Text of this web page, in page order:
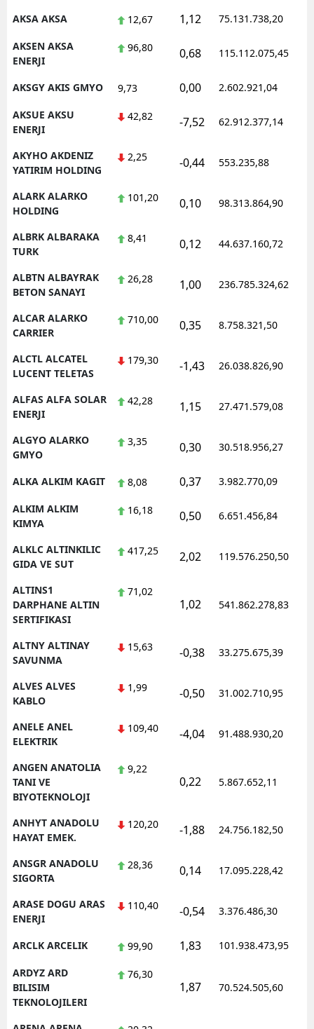
AKSA AKSA 12,67 1,12 75.131.738,20
AKSEN AKSA
ENERJI
96,80 0,68 115.112.075,45
AKSGY AKIS GMYO 9,73 0,00 2.602.921,04
AKSUE AKSU
ENERJI
42,82 -7,52 62.912.377,14
AKYHO AKDENIZ
YATIRIM HOLDING
2,25 -0,44 553.235,88
ALARK ALARKO
HOLDING
101,20 0,10 98.313.864,90
ALBRK ALBARAKA
TURK
8,41 0,12 44.637.160,72
ALBTN ALBAYRAK
BETON SANAYI
26,28 1,00 236.785.324,62
ALCAR ALARKO
CARRIER
710,00 0,35 8.758.321,50
ALCTL ALCATEL
LUCENT TELETAS
179,30 -1,43 26.038.826,90
ALFAS ALFA SOLAR
ENERJI
42,28 1,15 27.471.579,08
ALGYO ALARKO
GMYO
3,35 0,30 30.518.956,27
ALKA ALKIM KAGIT 8,08 0,37 3.982.770,09
ALKIM ALKIM
KIMYA
16,18 0,50 6.651.456,84
ALKLC ALTINKILIC
GIDA VE SUT
417,25 2,02 119.576.250,50
ALTINS1
DARPHANE ALTIN
SERTIFIKASI
71,02
1,02 541.862.278,83
ALTNY ALTINAY
SAVUNMA
15,63 -0,38 33.275.675,39
ALVES ALVES
KABLO
1,99 -0,50 31.002.710,95
ANELE ANEL
ELEKTRIK
109,40 -4,04 91.488.930,20
ANGEN ANATOLIA
TANI VE
BIYOTEKNOLOJI
9,22
0,22 5.867.652,11
ANHYT ANADOLU
HAYAT EMEK.
120,20 -1,88 24.756.182,50
ANSGR ANADOLU
SIGORTA
28,36 0,14 17.095.228,42
ARASE DOGU ARAS
ENERJI
110,40 -0,54 3.376.486,30
ARCLK ARCELIK 99,90 1,83 101.938.473,95
ARDYZ ARD
BILISIM
TEKNOLOJILERI
76,30
1,87 70.524.505,60